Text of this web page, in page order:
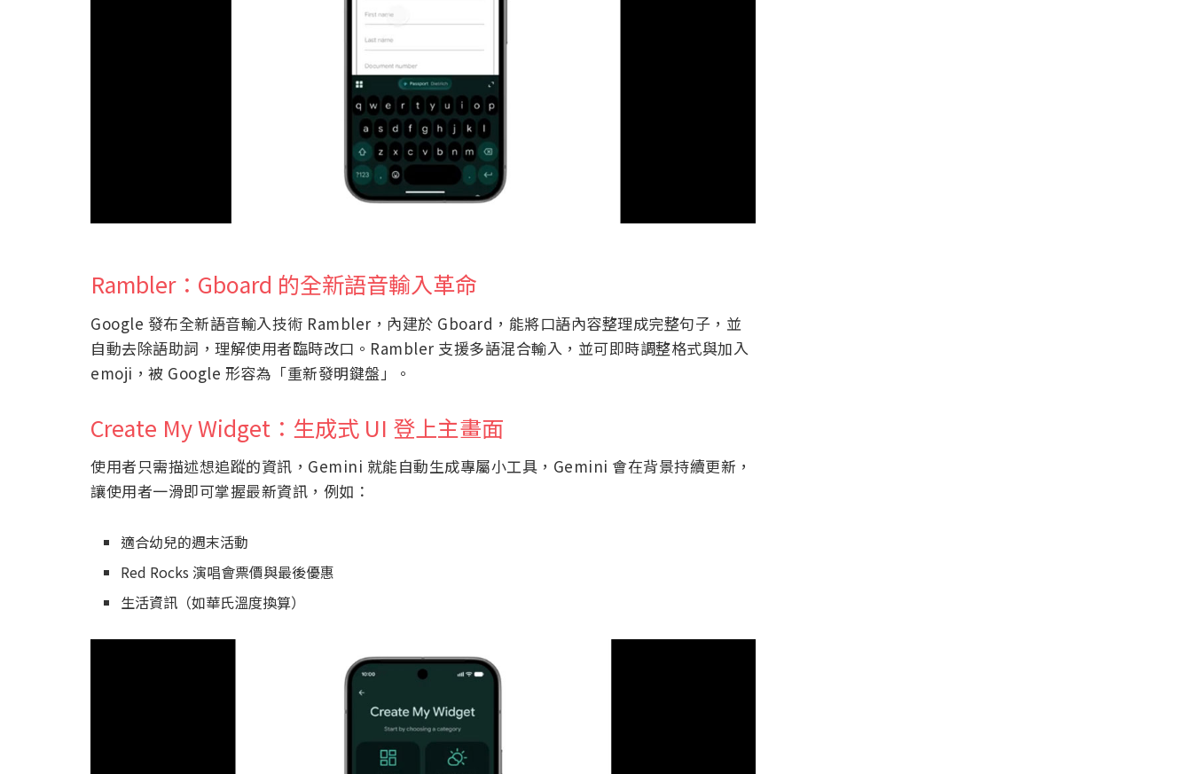
Rambler：Gboard 的全新語音輸入革命
Google 發布全新語音輸入技術 Rambler，內建於 Gboard，能將口語內容整理成完整句子，並
自動去除語助詞，理解使用者臨時改口。Rambler 支援多語混合輸入，並可即時調整格式與加入
emoji，被 Google 形容為「重新發明鍵盤」。
Create My Widget：生成式 UI 登上主畫面
使用者只需描述想追蹤的資訊，Gemini 就能自動生成專屬小工具，Gemini 會在背景持續更新，
讓使用者一滑即可掌握最新資訊，例如：
適合幼兒的週末活動
Red Rocks 演唱會票價與最後優惠
生活資訊（如華氏溫度換算）